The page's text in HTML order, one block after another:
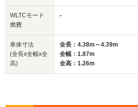
サイズ
(全長x全幅x全高)
WLTCモード
燃費
-
車体寸法
(全長x全幅x全
高)
全長：4.38m～4.39m
全幅：1.87m
全高：1.26m